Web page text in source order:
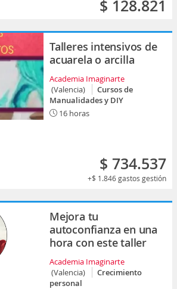
$ 128.821
Talleres intensivos de
acuarela o arcilla
Academia Imaginarte
(Valencia)
Cursos de
Manualidades y DIY
16 horas
$ 734.537
+$ 1.846gastos gestión
Mejora tu
autoconfianza en una
hora con este taller
Academia Imaginarte
(Valencia)
Crecimiento
personal